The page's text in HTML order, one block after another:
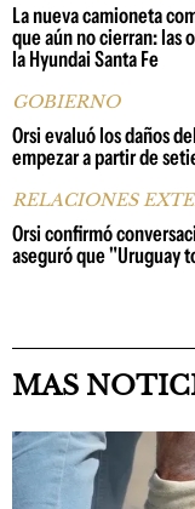
La nueva camioneta
que aún no cierran: las
la Hyundai Santa Fe
GOBIERNO
Orsi evaluó los daños
empezar a partir de
RELACIONES
Orsi confirmó
aseguró que "Uruguay
MAS